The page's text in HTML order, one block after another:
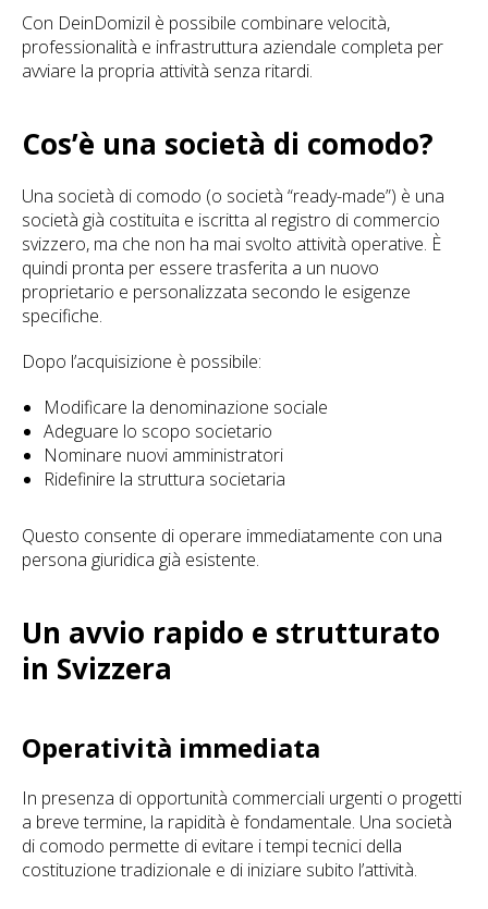
Con DeinDomizil è possibile combinare velocità,
professionalità e infrastruttura aziendale completa per
avviare la propria attività senza ritardi.
Cos’è una società di comodo?
Una società di comodo (o società “ready-made”) è una
società già costituita e iscritta al registro di commercio
svizzero, ma che non ha mai svolto attività operative. È
quindi pronta per essere trasferita a un nuovo
proprietario e personalizzata secondo le esigenze
specifiche.
Dopo l’acquisizione è possibile:
Modificare la denominazione sociale
Adeguare lo scopo societario
Nominare nuovi amministratori
Ridefinire la struttura societaria
Questo consente di operare immediatamente con una
persona giuridica già esistente.
Un avvio rapido e strutturato
in Svizzera
Operatività immediata
In presenza di opportunità commerciali urgenti o progetti
a breve termine, la rapidità è fondamentale. Una società
di comodo permette di evitare i tempi tecnici della
costituzione tradizionale e di iniziare subito l’attività.